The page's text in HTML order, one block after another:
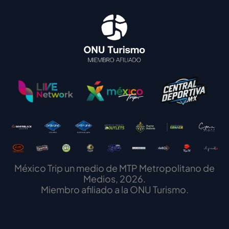
México Trip un medio de MTP Metropolitano de
Medios, 2026.
Miembro afiliado a la ONU Turismo.